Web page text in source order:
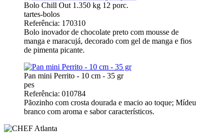
Bolo Chill Out 1.350 kg 12 porc.
tartes-bolos
Referência: 170310
Bolo inovador de chocolate preto com mousse de
manga e maracujá, decorado com gel de manga e fios
de pimenta picante.
Pan mini Perrito - 10 cm - 35 gr
pes
Referência: 010784
Pãozinho com crosta dourada e macio ao toque; Mídeu
branco com aroma e sabor característicos.